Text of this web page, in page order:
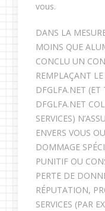
vous.
DANS LA
MOINS QUE
CONCLU UN
REMPLAÇANT
DFGLFA.NET (ET
DFGLFA.NET
SERVICES)
ENVERS VOUS
DOMMAGE
PUNITIF OU
PERTE DE
RÉPUTATION,
SERVICES (PAR